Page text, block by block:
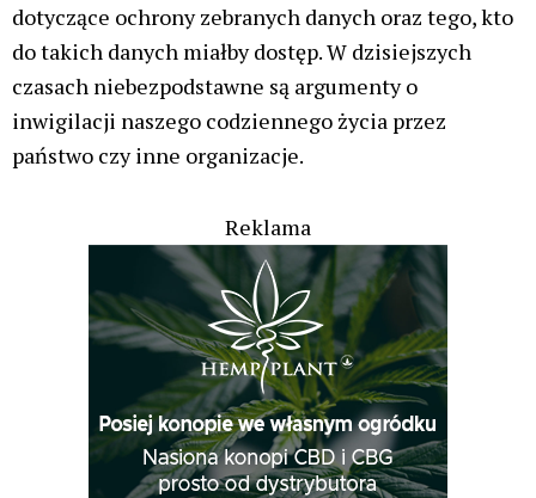
dotyczące ochrony zebranych danych oraz tego, kto
do takich danych miałby dostęp. W dzisiejszych
czasach niebezpodstawne są argumenty o
inwigilacji naszego codziennego życia przez
państwo czy inne organizacje.
Reklama